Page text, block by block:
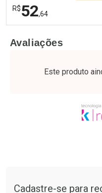
R$52,64
Laboratório
Por Menos
Avaliações
Este produto
Cadastre-se para